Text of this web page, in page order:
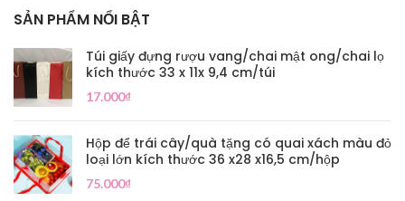
SẢN PHẨM NỔI BẬT
Túi giấy đựng rượu vang/chai mật ong/chai lọ
kích thước 33 x 11x 9,4 cm/túi
17.000₫
Hộp để trái cây/quà tặng có quai xách màu đỏ
loại lớn kích thước 36 x28 x16,5 cm/hộp
75.000₫